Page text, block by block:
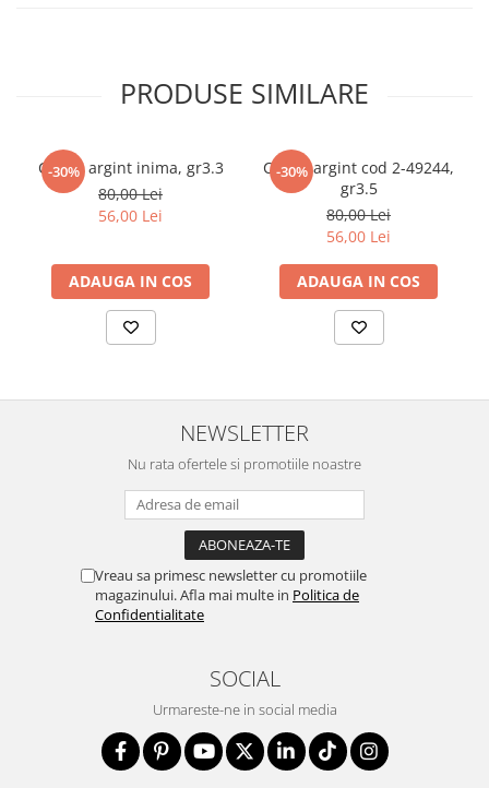
PRODUSE SIMILARE
-30%
Cercei argint inima, gr3.3
80,00 Lei
56,00 Lei
ADAUGA IN COS
-30%
Cercei argint cod 2-49244,
gr3.5
80,00 Lei
56,00 Lei
ADAUGA IN COS
NEWSLETTER
Nu rata ofertele si promotiile noastre
Vreau sa primesc newsletter cu promotiile
magazinului. Afla mai multe in Politica de
Confidentialitate
SOCIAL
Urmareste-ne in social media